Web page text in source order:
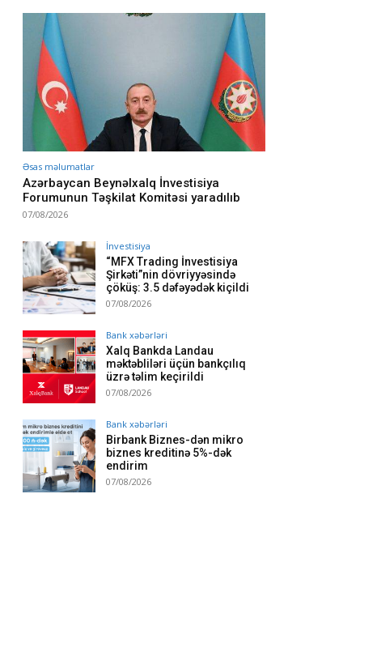
Əsas məlumatlar
Azərbaycan Beynəlxalq İnvestisiya
Forumunun Təşkilat Komitəsi yaradılıb
07/08/2026
İnvestisiya
“MFX Trading İnvestisiya
Şirkəti”nin dövriyyəsində
çöküş: 3.5 dəfəyədək kiçildi
07/08/2026
Bank xəbərləri
Xalq Bankda Landau
məktəbliləri üçün bankçılıq
üzrə təlim keçirildi
07/08/2026
Bank xəbərləri
Birbank Biznes-dən mikro
biznes kreditinə 5%-dək
endirim
07/08/2026